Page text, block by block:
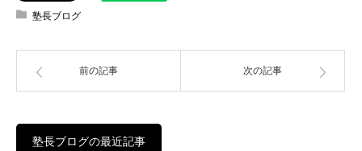
塾長ブログ
前の記事 次の記事
塾長ブログの最近記事